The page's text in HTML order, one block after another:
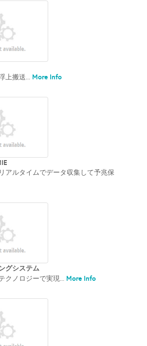
上搬送... More Info
アルタイムでデータ収集して予兆保
グシステム
クノロジーで実現... More Info